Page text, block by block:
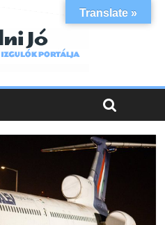
Translate »